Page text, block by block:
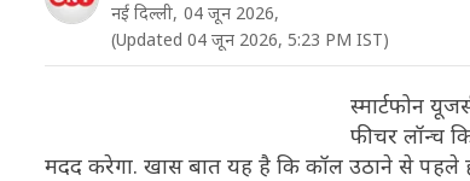
नई दिल्ली, 04 जून 2026,
(Updated 04 जून 2026, 5:23 PM IST)
स्मार्टफोन
फीचर लॉन्च
मदद करेगा. खास बात यह है कि कॉल उठाने से पहले